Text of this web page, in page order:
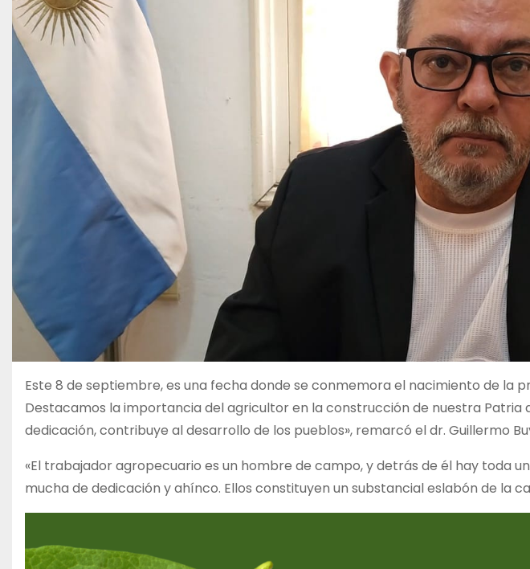
Este 8 de septiembre, es una fecha donde se conmemora el nacimiento de la
Destacamos la importancia del agricultor en la construcción de nuestra Patria
dedicación, contribuye al desarrollo de los pueblos», remarcó el dr. Guillermo
«El trabajador agropecuario es un hombre de campo, y detrás de él hay toda
mucha de dedicación y ahínco. Ellos constituyen un substancial eslabón de la